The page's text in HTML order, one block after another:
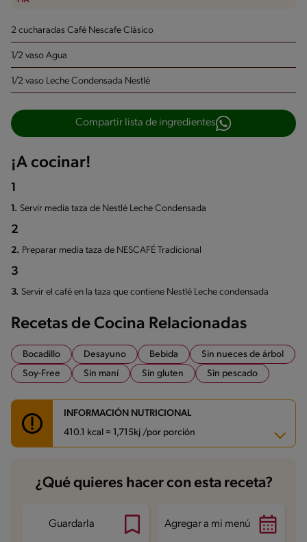
2 cucharadas Café Nescafe Clásico
1/2 vaso Agua
1/2 vaso Leche Condensada Nestlé
Compartir lista de ingredientes
¡A cocinar!
1
1. Servir media taza de Nestlé Leche Condensada
2
2. Preparar media taza de NESCAFÉ Tradicional
3
3. Servir el café en la taza que contiene Nestlé Leche condensada
Recetas de Cocina Relacionadas
Bocadillo Desayuno Bebida
Sin nueces de árbol
Soy-Free
Sin maní Sin gluten Sin pescado
INFORMACIÓN NUTRICIONAL
410.1 kcal = 1,715kj /por porción
Carbohidratos
78 g
Energía 410.1 kcal
Proteína
Grasas saturadas 3.3 g
¿Qué quieres hacer con esta receta?
Guardarla Agregar a mi menú